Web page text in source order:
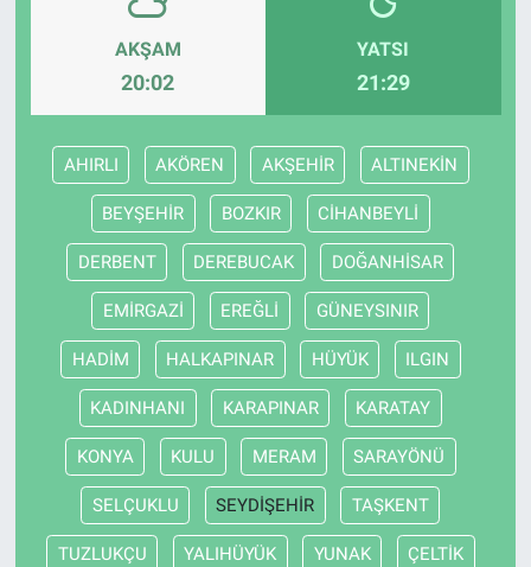
AKŞAM
20:02
YATSI
21:29
AHIRLI AKÖREN AKŞEHİR ALTINEKİN
BEYŞEHİR BOZKIR CİHANBEYLİ
DERBENT DEREBUCAK DOĞANHİSAR
EMİRGAZİ EREĞLİ GÜNEYSINIR
HADİM HALKAPINAR HÜYÜK ILGIN
KADINHANI KARAPINAR KARATAY
KONYA KULU MERAM SARAYÖNÜ
SELÇUKLU SEYDİŞEHİR TAŞKENT
TUZLUKÇU YALIHÜYÜK YUNAK ÇELTİK